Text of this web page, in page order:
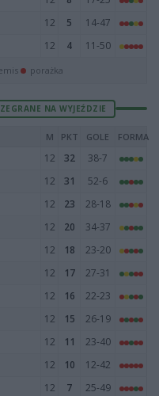
12 5
14-47
12 4 11-50
porażka
NA WYJEŹDZIE
M PKT GOLE FORMA
12 32
38-7
12 31
52-6
12 23
28-18
12 20
34-37
12 18
23-20
12 17
27-31
12 16
22-23
12 15
26-19
12 11
23-40
12 10
12-42
12 7
25-49